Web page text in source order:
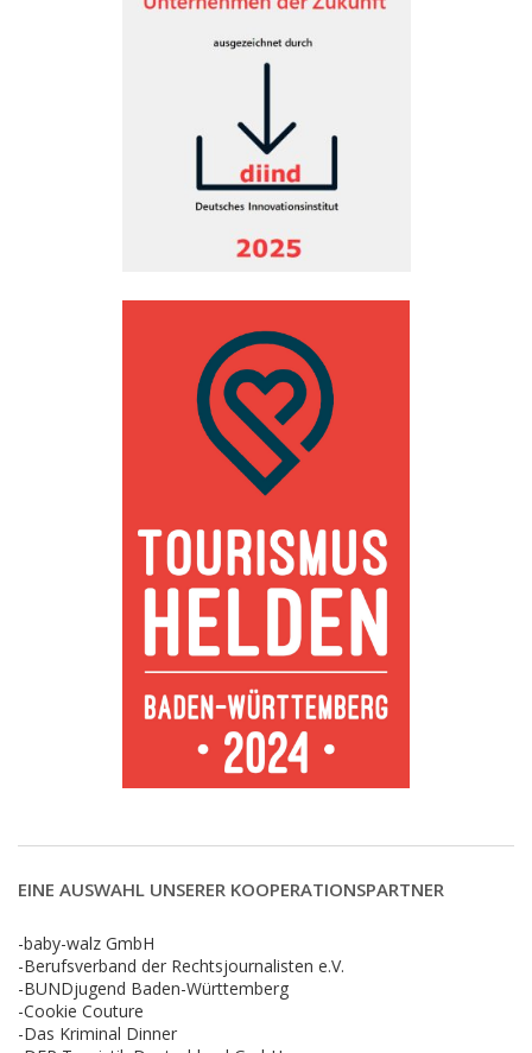
EINE AUSWAHL UNSERER KOOPERATIONSPARTNER
-baby-walz GmbH
-Berufsverband der Rechtsjournalisten e.V.
-BUNDjugend Baden-Württemberg
-Cookie Couture
-Das Kriminal Dinner